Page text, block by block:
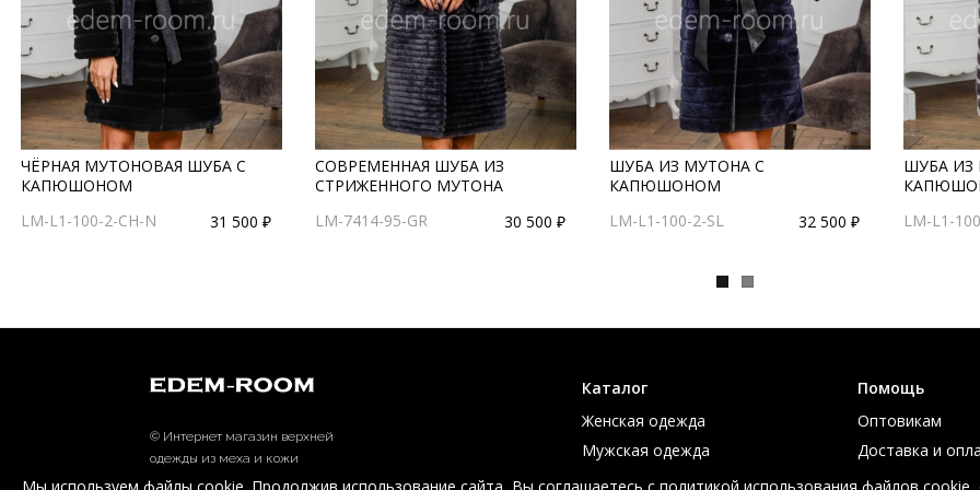
ЧЁРНАЯ МУТОНОВАЯ ШУБА С
КАПЮШОНОМ
LM-L1-100-2-CH-N
31 500 ₽
СОВРЕМЕННАЯ ШУБА ИЗ
СТРИЖЕННОГО МУТОНА
LM-7414-95-GR
30 500 ₽
ШУБА ИЗ МУТОНА С
КАПЮШОНОМ
LM-L1-100-2-SL
32 500 ₽
ШУБА ИЗ
LM-L1-
© Интернет магазин верхней
одежды из меха и кожи
EDEM-ROOM 2011-2026
Каталог
Женская одежда
Мужская одежда
Большие размеры
Помощь
Оптовикам
Доставка и
Таблица